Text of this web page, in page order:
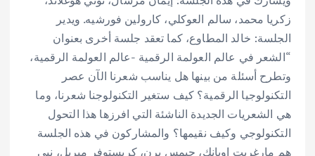
زكريا محمد، سالم العوكلي، كارولين فورشيه. ويدير
الجلسة: خالد المطاوع، كما تعقد جلسة أخرى بعنوان
“الشعر في عالم العولمة الرقمية -عالم العولمة الرقمية،
وتطرح أسئلة من بينها هل يناسب شعرنا الآن عصر
التكنولوجيا الرقمية؟ كيف ستغير التكنولوجنا شعرنا، وما
هي الشعريات الجديدة الناشئة التي افرزها هذا التحول
التكنولوجي وكيف نقيمها؟ والمشاركون في هذه الجلسة
هم مارغريت اوبانك، جيمس برن، كريستوفر ميريل، نيي